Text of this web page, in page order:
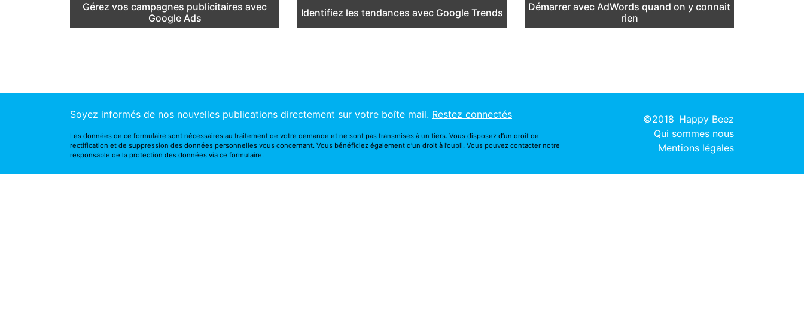
Gérez vos campagnes publicitaires avec
Google Ads
Identifiez les tendances avec Google Trends
Démarrer avec AdWords quand on y connait
rien
Soyez informés de nos nouvelles publications directement sur votre boîte mail. Restez connectés
Les données de ce formulaire sont nécessaires au traitement de votre demande et ne sont pas transmises à un tiers. Vous disposez d’un droit de
rectification et de suppression des données personnelles vous concernant. Vous bénéficiez également d’un droit à l’oubli. Vous pouvez contacter notre
responsable de la protection des données via ce formulaire.
©2018 Happy Beez
Qui sommes nous
Mentions légales